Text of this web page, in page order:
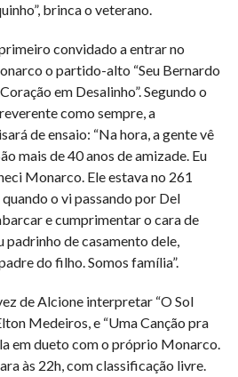
brinca o veterano.
convidado a entrar no
o partido-alto “Seu Bernardo
em Desalinho”. Segundo o
como sempre, a
de ensaio: “Na hora, a gente vê
mais de 40 anos de amizade. Eu
Monarco. Ele estava no 261
o vi passando por Del
e cumprimentar o cara de
padrinho de casamento dele,
do filho. Somos família”.
de Alcione interpretar “O Sol
Medeiros, e “Uma Canção pra
em dueto com o próprio Monarco.
às 22h, com classificação livre.